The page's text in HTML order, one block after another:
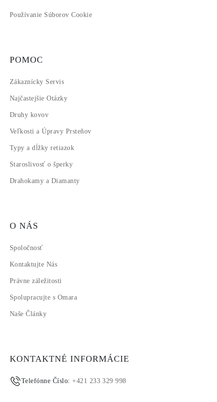
Používanie Súborov Cookie
POMOC
Zákaznícky Servis
Najčastejšie Otázky
Druhy kovov
Veľkosti a Úpravy Prsteňov
Typy a dĺžky retiazok
Staroslivosť o šperky
Drahokamy a Diamanty
O NÁS
Spoločnosť
Kontaktujte Nás
Právne záležitosti
Spolupracujte s Omara
Naše Články
KONTAKTNÉ INFORMÁCIE
Telefónne Číslo:+421 233 329 998